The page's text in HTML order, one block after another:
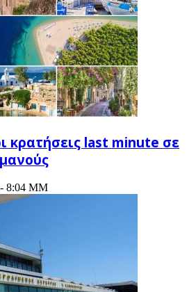
κρατήσεις last minute σε
- 8:04 ΜΜ